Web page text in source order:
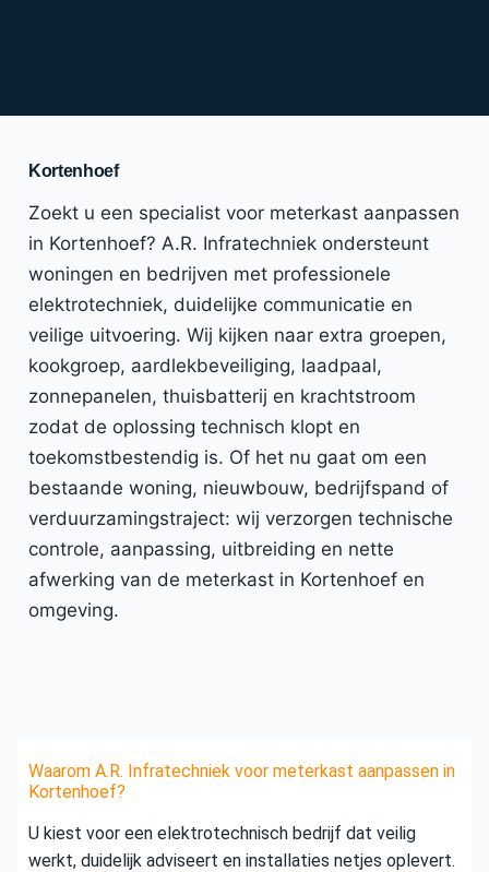
Kortenhoef
Zoekt u een specialist voor meterkast aanpassen
in Kortenhoef? A.R. Infratechniek ondersteunt
woningen en bedrijven met professionele
elektrotechniek, duidelijke communicatie en
veilige uitvoering. Wij kijken naar extra groepen,
kookgroep, aardlekbeveiliging, laadpaal,
zonnepanelen, thuisbatterij en krachtstroom
zodat de oplossing technisch klopt en
toekomstbestendig is. Of het nu gaat om een
bestaande woning, nieuwbouw, bedrijfspand of
verduurzamingstraject: wij verzorgen technische
controle, aanpassing, uitbreiding en nette
afwerking van de meterkast in Kortenhoef en
omgeving.
Waarom A.R. Infratechniek voor meterkast aanpassen in
Kortenhoef?
U kiest voor een elektrotechnisch bedrijf dat veilig
werkt, duidelijk adviseert en installaties netjes oplevert.